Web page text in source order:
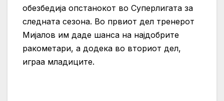
обезбедија опстанокот во Суперлигата за
следната сезона. Во првиот дел тренерот
Мијалов им даде шанса на најдобрите
ракометари, а додека во вториот дел,
играа младиците.